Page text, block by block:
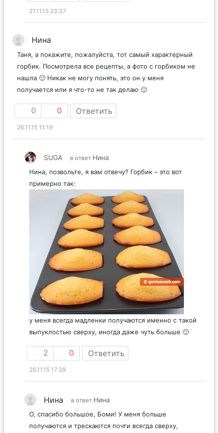
21.11.15 23:37
Нина
Таня, а покажите, пожалуйста, тот самый характерный
горбик. Посмотрела все рецепты, а фото с горбиком не
нашла 🙂 Никак не могу понять, это он у меня
получается или я что-то не так делаю 🙂
0 0 Ответить
26.11.15 11:19
SUGA в ответ Нина
Нина, позвольте, я вам отвечу? Горбик – это вот
примерно так:
у меня всегда мадленки получаются именно с такой
выпуклостью сверху, иногда даже чуть больше 🙂
2 0 Ответить
26.11.15 17:29
Нина в ответ Нина
О, спасибо большое, Боми! У меня больше
получаются и трескаются почти всегда сверху,